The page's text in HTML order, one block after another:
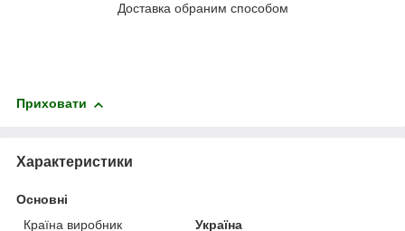
Доставка обраним способом
Приховати
Характеристики
Основні
Країна виробник
Україна